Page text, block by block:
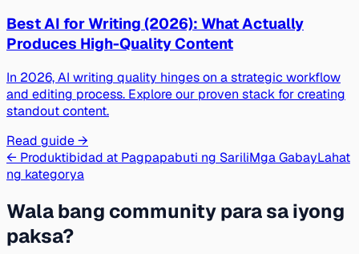
Best AI for Writing (2026): What Actually
Produces High-Quality Content
In 2026, AI writing quality hinges on a strategic workflow
and editing process. Explore our proven stack for creating
standout content.
Read guide →
← Produktibidad at Pagpapabuti ng SariliMga GabayLahat
ng kategorya
Wala bang community para sa iyong
paksa?